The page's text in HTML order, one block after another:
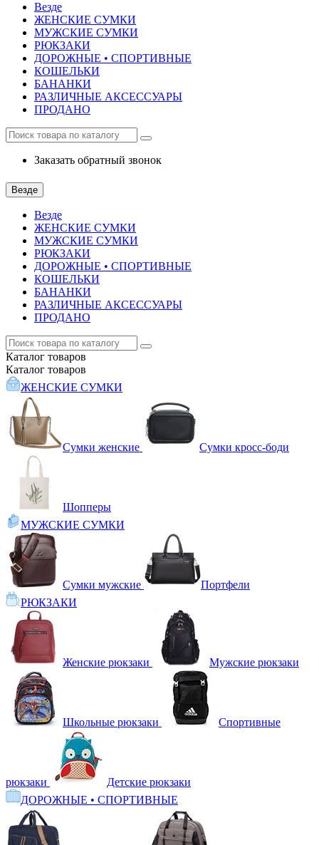
Везде
ЖЕНСКИЕ СУМКИ
МУЖСКИЕ СУМКИ
РЮКЗАКИ
ДОРОЖНЫЕ • СПОРТИВНЫЕ
КОШЕЛЬКИ
БАНАНКИ
РАЗЛИЧНЫЕ АКСЕССУАРЫ
ПРОДАНО
Заказать обратный звонок
Везде
Везде
ЖЕНСКИЕ СУМКИ
МУЖСКИЕ СУМКИ
РЮКЗАКИ
ДОРОЖНЫЕ • СПОРТИВНЫЕ
КОШЕЛЬКИ
БАНАНКИ
РАЗЛИЧНЫЕ АКСЕССУАРЫ
ПРОДАНО
Каталог товаров
Каталог товаров
ЖЕНСКИЕ СУМКИ
Сумки женские Сумки кросс-боди
Шопперы
МУЖСКИЕ СУМКИ
Сумки мужские
Портфели
РЮКЗАКИ
Женские рюкзаки Мужские рюкзаки
Школьные рюкзаки Спортивные
рюкзаки
Детские рюкзаки
ДОРОЖНЫЕ • СПОРТИВНЫЕ